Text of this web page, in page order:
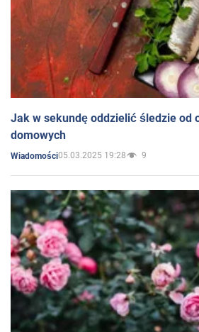
Jak w sekundę oddzielić śledzie od
domowych
Wiadomości05.03.2025 19:28 9